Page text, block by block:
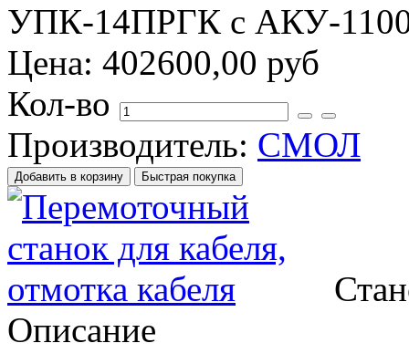
УПК-14ПРГК с АКУ-
Цена: 402600,00 руб
Кол-во
Производитель: СМОЛ
Описание